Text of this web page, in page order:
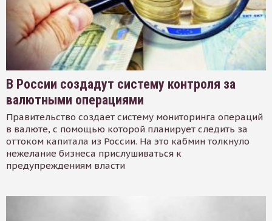
В России создадут систему контроля за
валютными операциями
Правительство создает систему мониторинга операций
в валюте, с помощью которой планирует следить за
оттоком капитала из России. На это кабмин толкнуло
нежелание бизнеса прислушиваться к
предупреждениям власти